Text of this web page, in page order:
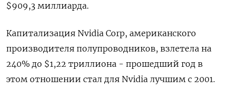
$909,3 миллиарда.
Капитализация Nvidia Corp, американского
производителя полупроводников, взлетела на
240% до $1,22 триллиона - прошедший год в
этом отношении стал для Nvidia лучшим с 2001.